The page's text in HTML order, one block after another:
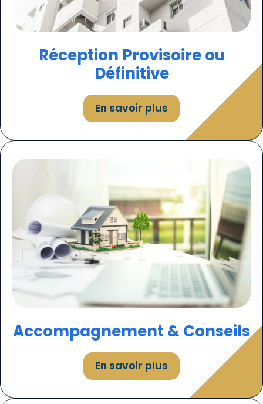
Réception Provisoire ou
Définitive
En savoir plus
Accompagnement & Conseils
En savoir plus